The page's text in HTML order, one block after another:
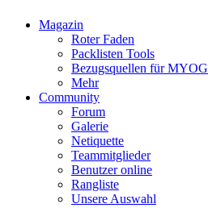
Magazin
Roter Faden
Packlisten Tools
Bezugsquellen für MYOG
Mehr
Community
Forum
Galerie
Netiquette
Teammitglieder
Benutzer online
Rangliste
Unsere Auswahl